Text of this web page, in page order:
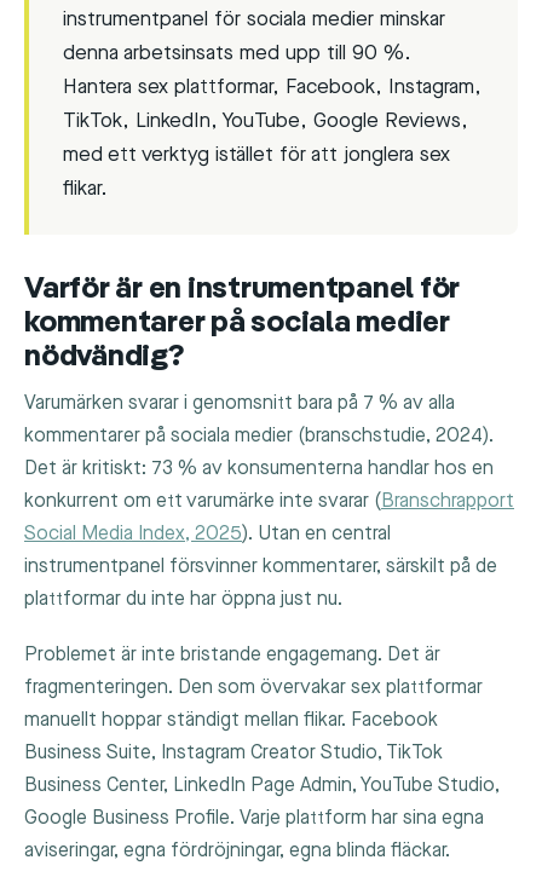
instrumentpanel för sociala medier minskar
denna arbetsinsats med upp till 90 %.
Hantera sex plattformar, Facebook, Instagram,
TikTok, LinkedIn, YouTube, Google Reviews,
med ett verktyg istället för att jonglera sex
flikar.
Varför är en instrumentpanel för
kommentarer på sociala medier
nödvändig?
Varumärken svarar i genomsnitt bara på 7 % av alla
kommentarer på sociala medier (branschstudie, 2024).
Det är kritiskt: 73 % av konsumenterna handlar hos en
konkurrent om ett varumärke inte svarar (Branschrapport
Social Media Index, 2025). Utan en central
instrumentpanel försvinner kommentarer, särskilt på de
plattformar du inte har öppna just nu.
Problemet är inte bristande engagemang. Det är
fragmenteringen. Den som övervakar sex plattformar
manuellt hoppar ständigt mellan flikar. Facebook
Business Suite, Instagram Creator Studio, TikTok
Business Center, LinkedIn Page Admin, YouTube Studio,
Google Business Profile. Varje plattform har sina egna
aviseringar, egna fördröjningar, egna blinda fläckar.